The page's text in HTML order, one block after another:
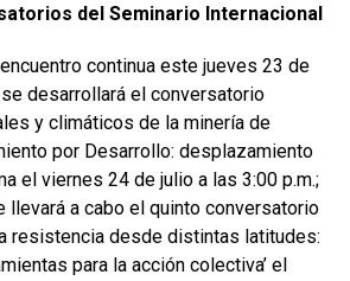
del Seminario Internacional
continua este jueves 23 de
desarrollará el conversatorio
y climáticos de la minería de
por Desarrollo: desplazamiento
el viernes 24 de julio a las 3:00 p.m.;
llevará a cabo el quinto conversatorio
resistencia desde distintas latitudes:
para la acción colectiva’ el